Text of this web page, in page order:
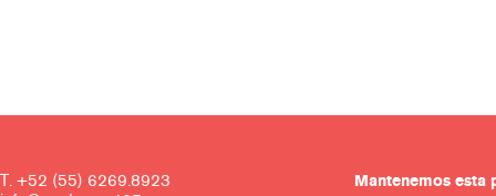
T. +52 (55) 6269.8923
Mantenemos